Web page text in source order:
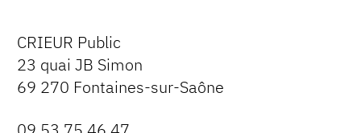
CRIEUR Public
23 quai JB Simon
69 270 Fontaines-sur-Saône